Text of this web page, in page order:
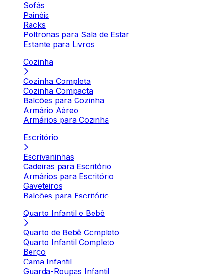
Sofás
Painéis
Racks
Poltronas para Sala de Estar
Estante para Livros
Cozinha
Cozinha Completa
Cozinha Compacta
Balcões para Cozinha
Armário Aéreo
Armários para Cozinha
Escritório
Escrivaninhas
Cadeiras para Escritório
Armários para Escritório
Gaveteiros
Balcões para Escritório
Quarto Infantil e Bebê
Quarto de Bebê Completo
Quarto Infantil Completo
Berço
Cama Infantil
Guarda-Roupas Infantil